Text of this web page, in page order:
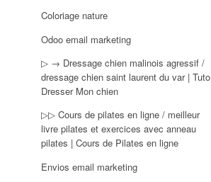
Coloriage nature
Odoo email marketing
▷ → Dressage chien malinois agressif /
dressage chien saint laurent du var | Tuto
Dresser Mon chien
▷▷ Cours de pilates en ligne / meilleur
livre pilates et exercices avec anneau
pilates | Cours de Pilates en ligne
Envios email marketing